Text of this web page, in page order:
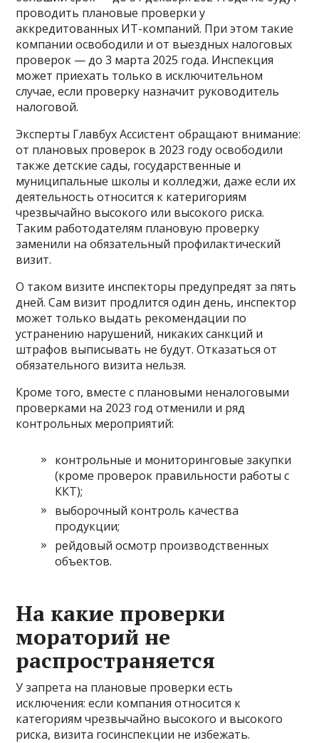
проводить плановые проверки у
аккредитованных ИТ-компаний. При этом такие
компании освободили и от выездных налоговых
проверок — до 3 марта 2025 года. Инспекция
может приехать только в исключительном
случае, если проверку назначит руководитель
налоговой.
Эксперты Главбух Ассистент обращают внимание:
от плановых проверок в 2023 году освободили
также детские сады, государственные и
муниципальные школы и колледжи, даже если их
деятельность относится к катеригориям
чрезвычайно высокого или высокого риска.
Таким работодателям плановую проверку
заменили на обязательный профилактический
визит.
О таком визите инспекторы предупредят за пять
дней. Сам визит продлится один день, инспектор
может только выдать рекомендации по
устранению нарушений, никаких санкций и
штрафов выписывать не будут. Отказаться от
обязательного визита нельзя.
Кроме того, вместе с плановыми неналоговыми
проверками на 2023 год отменили и ряд
контрольных мероприятий:
контрольные и мониторинговые закупки
(кроме проверок правильности работы с
ККТ);
выборочный контроль качества
продукции;
рейдовый осмотр производственных
объектов.
На какие проверки
мораторий не
распространяется
У запрета на плановые проверки есть
исключения: если компания относится к
категориям чрезвычайно высокого и высокого
риска, визита госинспекции не избежать.